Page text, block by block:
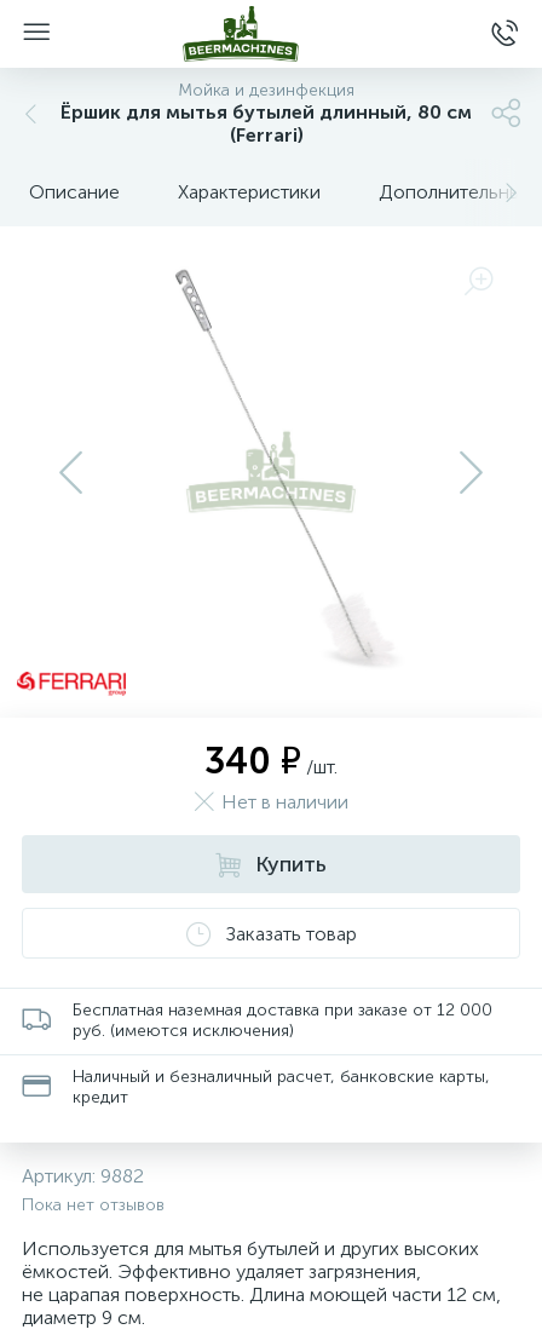
Мойка и дезинфекция
Ёршик для мытья бутылей длинный, 80 см
(Ferrari)
Описание Характеристики Дополнительные
340 ₽ /шт.
Нет в наличии
Купить
Заказать товар
Бесплатная наземная доставка при заказе от 12 000
руб. (имеются исключения)
Наличный и безналичный расчет, банковские карты,
кредит
Артикул: 9882
Пока нет отзывов
Используется для мытья бутылей и других высоких
ёмкостей. Эффективно удаляет загрязнения,
не царапая поверхность. Длина моющей части 12 см,
диаметр 9 см.